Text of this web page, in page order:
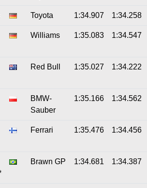
Toyota 1:34.907 1:34.258
Williams 1:35.083 1:34.547
Red Bull 1:35.027 1:34.222
BMW-
Sauber
1:35.166 1:34.562
Ferrari 1:35.476 1:34.456
Brawn GP 1:34.681 1:34.387